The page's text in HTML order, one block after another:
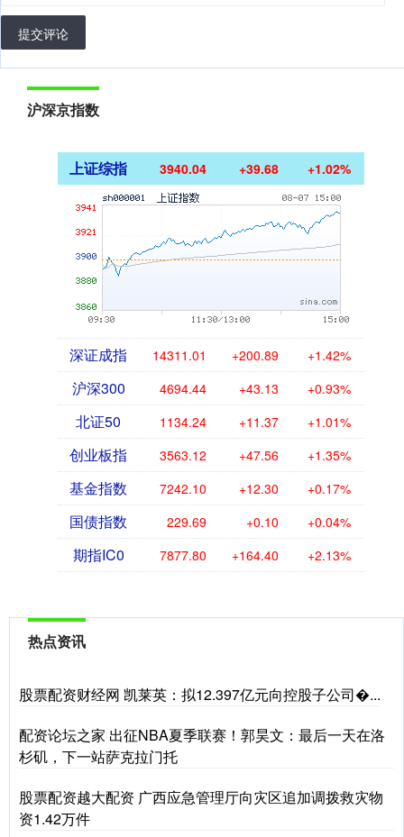
提交评论
沪深京指数
上证综指 3940.04 +39.68 +1.02%
深证成指 14311.01 +200.89 +1.42%
沪深300 4694.44 +43.13 +0.93%
北证50 1134.24 +11.37 +1.01%
创业板指 3563.12 +47.56 +1.35%
基金指数 7242.10 +12.30 +0.17%
国债指数 229.69 +0.10 +0.04%
期指IC0 7877.80 +164.40 +2.13%
热点资讯
股票配资财经网 凯莱英：拟12.397亿元向控股子公司�...
配资论坛之家 出征NBA夏季联赛！郭昊文：最后一天在洛
杉矶，下一站萨克拉门托
股票配资越大配资 广西应急管理厅向灾区追加调拨救灾物
资1.42万件